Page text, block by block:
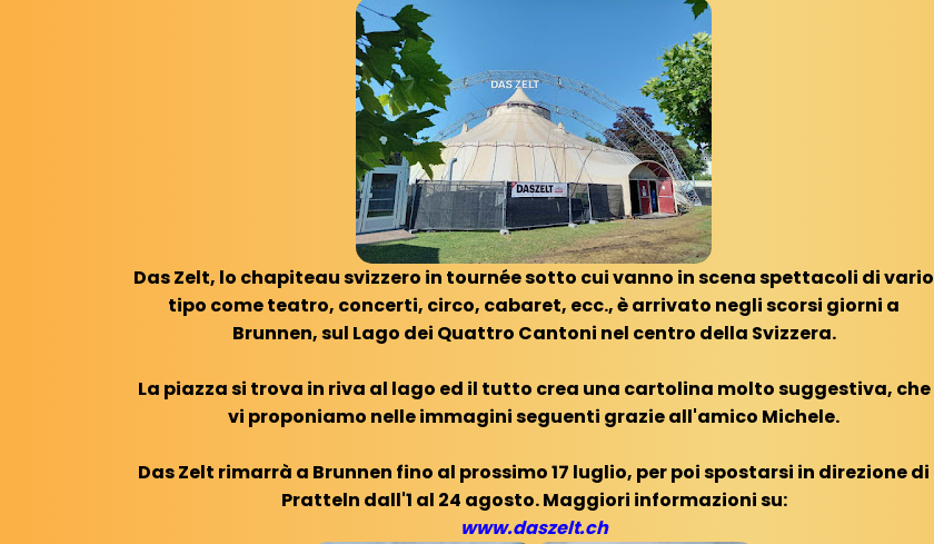
Das Zelt, lo chapiteau svizzero in tournée sotto cui vanno in scena spettacoli di vario
tipo come teatro, concerti, circo, cabaret, ecc., è arrivato negli scorsi giorni a
Brunnen, sul Lago dei Quattro Cantoni nel centro della Svizzera.
La piazza si trova in riva al lago ed il tutto crea una cartolina molto suggestiva, che
vi proponiamo nelle immagini seguenti grazie all'amico Michele.
Das Zelt rimarrà a Brunnen fino al prossimo 17 luglio, per poi spostarsi in direzione di
Pratteln dall'1 al 24 agosto. Maggiori informazioni su:
www.daszelt.ch